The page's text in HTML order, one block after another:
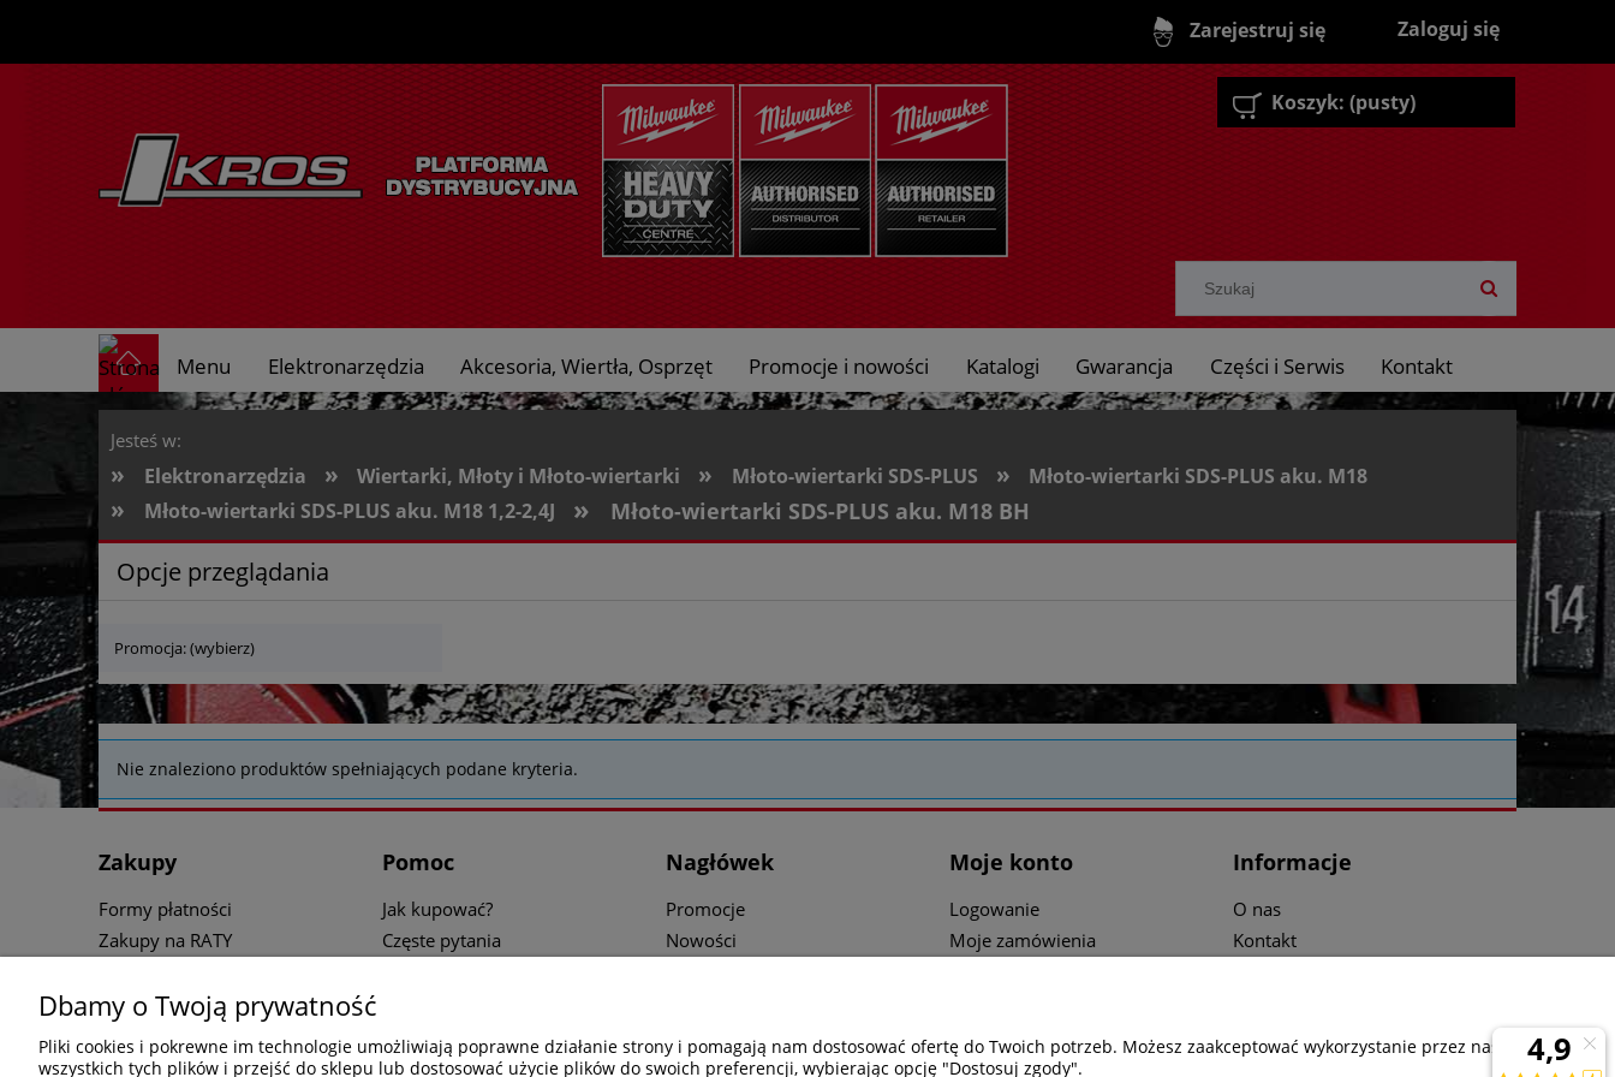
Zarejestruj się Zaloguj się
Koszyk: (pusty)
Menu Elektronarzędzia Akcesoria, Wiertła, Osprzęt Promocje i nowości Katalogi Gwarancja Części i Serwis Kontakt
O nas
Jesteś w:
» Elektronarzędzia » Wiertarki, Młoty i Młoto-wiertarki » Młoto-wiertarki SDS-PLUS » Młoto-wiertarki SDS-PLUS aku. M18
» Młoto-wiertarki SDS-PLUS aku. M18 1,2-2,4J » Młoto-wiertarki SDS-PLUS aku. M18 BH
Opcje przeglądania
Promocja: (wybierz)
Nie znaleziono produktów spełniających podane kryteria.
Zakupy
Formy płatności
Zakupy na RATY
Czas realizacji zamówienia
Koszt dostawy
Reklamacje i zwroty sprzętu
Pomoc
Jak kupować?
Częste pytania
Nagłówek
Promocje
Nowości
Moje konto
Logowanie
Moje zamówienia
Informacje
O nas
Kontakt
Dbamy o Twoją prywatność
Pliki cookies i pokrewne im technologie umożliwiają poprawne działanie strony i pomagają nam dostosować ofertę do Twoich potrzeb. Możesz zaakceptować wykorzystanie przez nas
wszystkich tych plików i przejść do sklepu lub dostosować użycie plików do swoich preferencji, wybierając opcję "Dostosuj zgody".